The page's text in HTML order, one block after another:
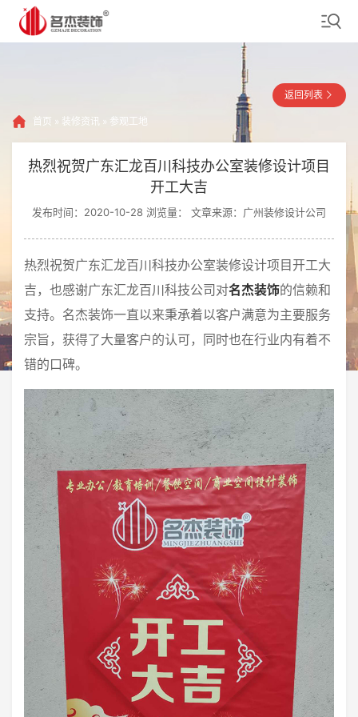
首页 » 装修资讯 » 参观工地
返回列表
热烈祝贺广东汇龙百川科技办公室装修设计项目
开工大吉
发布时间：2020-10-28 浏览量： 文章来源：广州装修设计公司
热烈祝贺广东汇龙百川科技办公室装修设计项目开工大
吉，也感谢广东汇龙百川科技公司对名杰装饰的信赖和
支持。名杰装饰一直以来秉承着以客户满意为主要服务
宗旨，获得了大量客户的认可，同时也在行业内有着不
错的口碑。